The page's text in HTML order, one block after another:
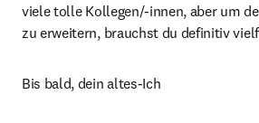
viele tolle Kollegen/-innen, aber um
zu erweitern, brauchst du definitiv
Bis bald, dein altes-Ich